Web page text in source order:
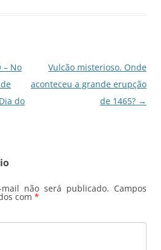
– No
do
Vulcão misterioso. Onde
aconteceu a grande erupção
de 1465? →
não será publicado. Campos
com *